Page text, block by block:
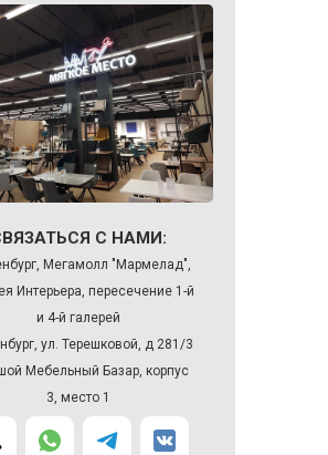
С НАМИ:
Мегамолл "Мармелад",
Интерьера, пересечение 1-й
и 4-й галерей
ул. Терешковой, д 281/3
Мебельный Базар, корпус
3, место 1